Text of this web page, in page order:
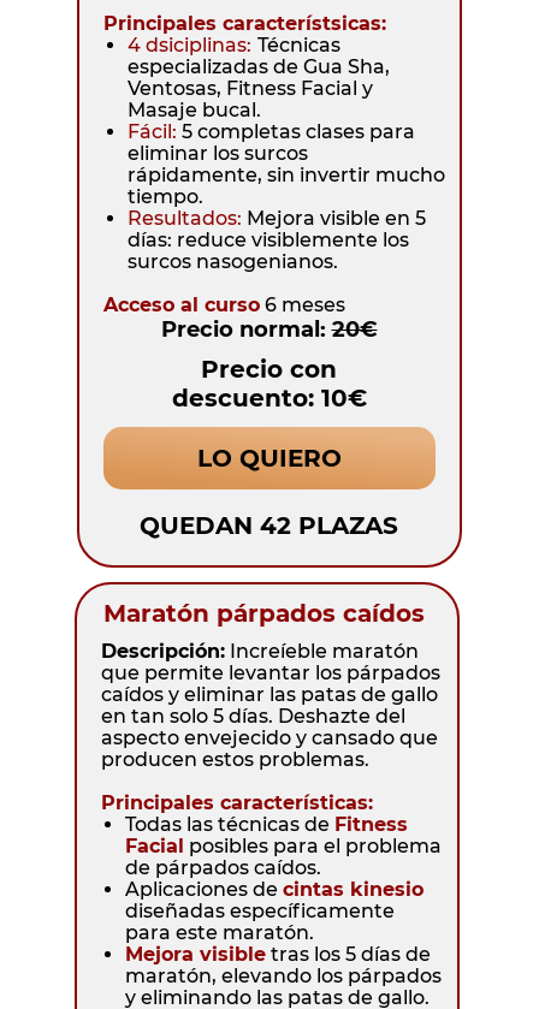
Descripción: Increíeble maratón
que permite levantar los párpados
caídos y eliminar las patas de gallo
en tan solo 5 días. Deshazte del
aspecto envejecido y cansado que
producen estos problemas.
Principales características:
Todas las técnicas de Fitness
Facial posibles para el problema
de párpados caídos.
Aplicaciones de cintas kinesio
diseñadas específicamente
para este maratón.
Mejora visible tras los 5 días de
maratón, elevando los párpados
y eliminando las patas de gallo.
Maratón párpados caídos
QUEDAN 42 PLAZAS
LO QUIERO
Precio con
descuento: 10€
Precio normal:20€
Principales característsicas:
4 dsiciplinas: Técnicas
especializadas de Gua Sha,
Ventosas, Fitness Facial y
Masaje bucal.
Fácil: 5 completas clases para
eliminar los surcos
rápidamente, sin invertir mucho
tiempo.
Resultados: Mejora visible en 5
días: reduce visiblemente los
surcos nasogenianos.
Acceso al curso 6 meses